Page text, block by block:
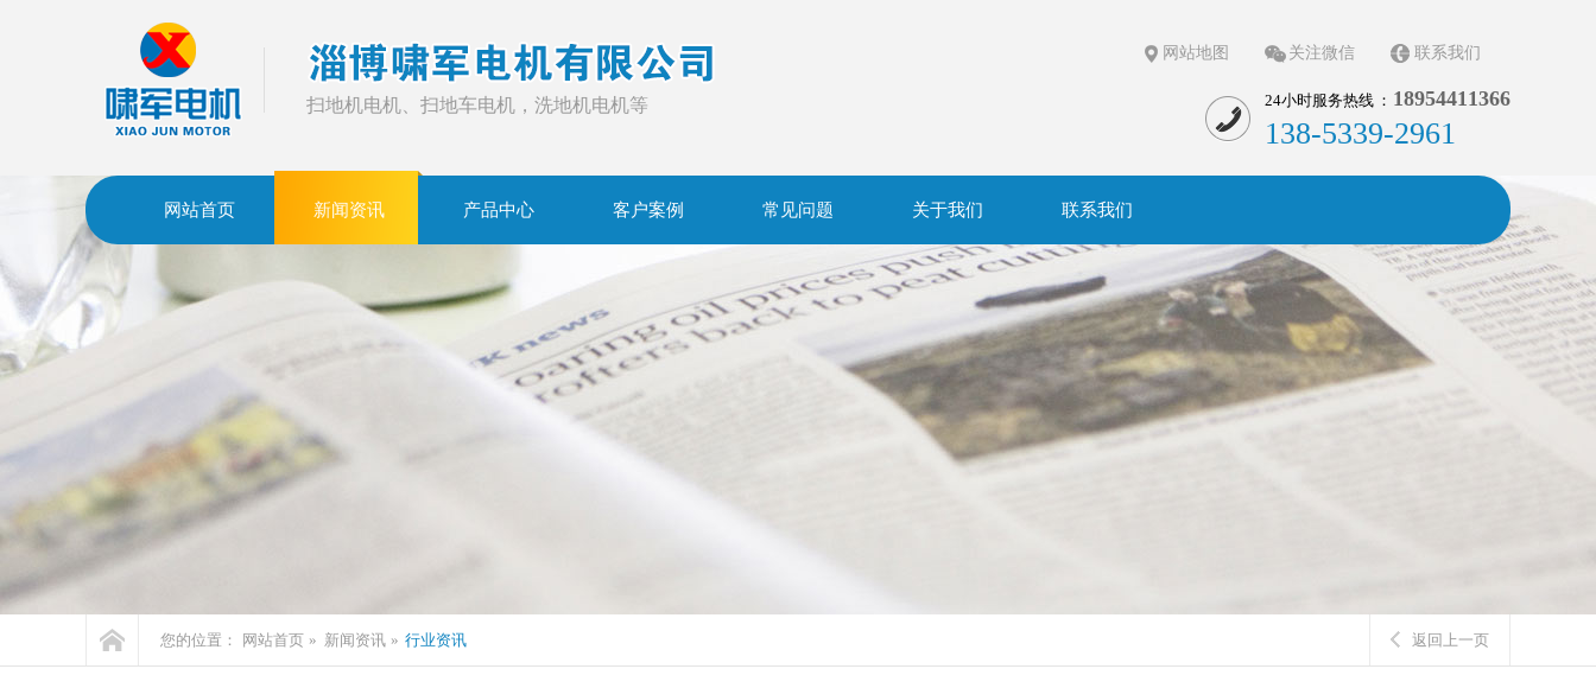
扫地机电机、扫地车电机，洗地机电机等
网站地图 关注微信 联系我们
24小时服务热线 ： 18954411366
138-5339-2961
网站首页 新闻资讯 产品中心 客户案例 常见问题 关于我们 联系我们
您的位置： 网站首页 » 新闻资讯 » 行业资讯 返回上一页